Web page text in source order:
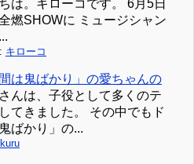
は。キローコです。 6月5日
燃SHOWに ミュージシャン
キローコ
は鬼ばかり」の愛ちゃんの
んは、子役として多くのテ
てきました。 その中でもド
ばかり」の...
kuru